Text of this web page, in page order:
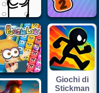
Giochi di
Stickman